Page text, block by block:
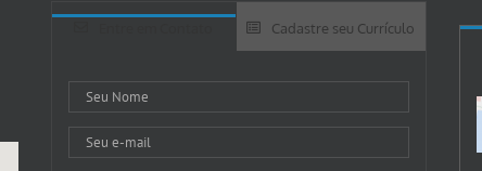
Cadastre seu Currículo